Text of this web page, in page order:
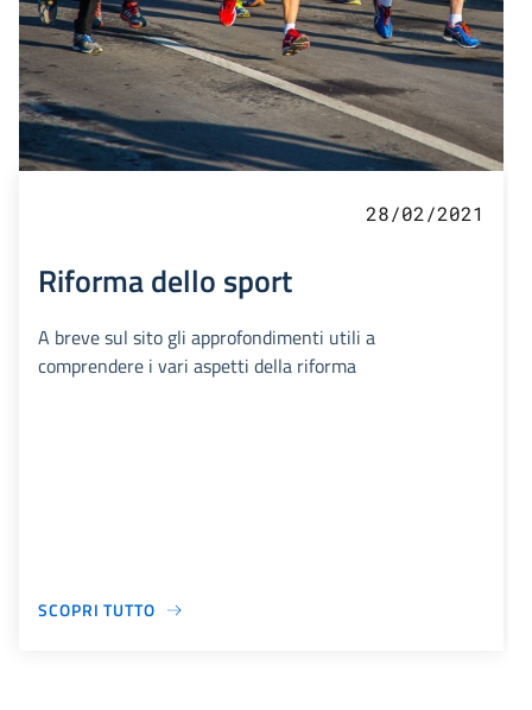
28/02/2021
Riforma dello sport
A breve sul sito gli approfondimenti utili a
comprendere i vari aspetti della riforma
SCOPRI TUTTO